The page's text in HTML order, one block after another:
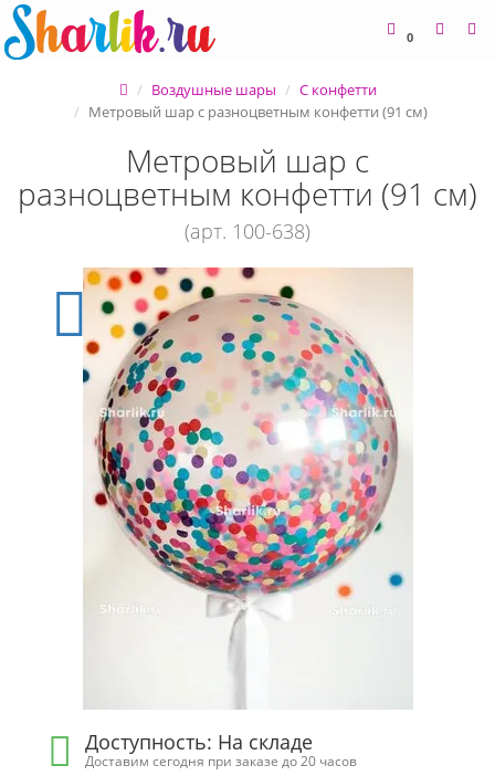
0
Воздушные шары
С конфетти
Метровый шар с разноцветным конфетти (91 см)
Метровый шар с
разноцветным конфетти (91 см)
(арт. 100-638)
Доступность: На складе
Доставим сегодня при заказе до 20 часов